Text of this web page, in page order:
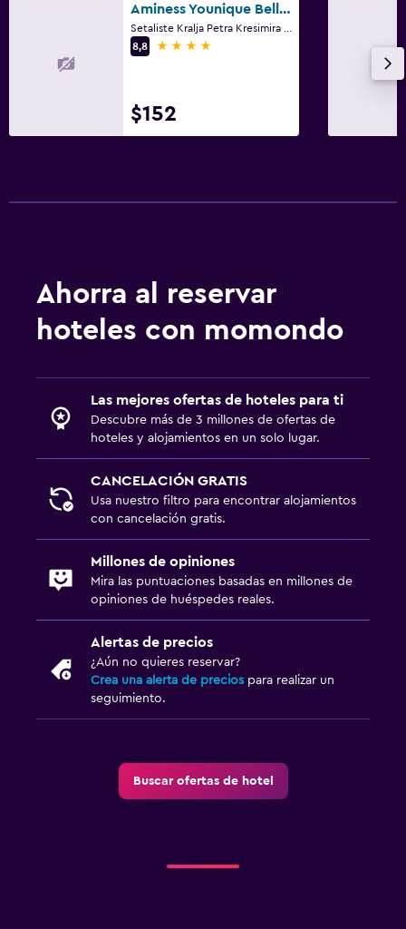
Aminess Younique Bellevue Hotel
8,8
4 estrellas
$152
Ahorra al reservar
hoteles con momondo
Las mejores ofertas de hoteles para ti
Descubre más de 3 millones de ofertas de
hoteles y alojamientos en un solo lugar.
CANCELACIÓN GRATIS
Usa nuestro filtro para encontrar alojamientos
con cancelación gratis.
Millones de opiniones
Mira las puntuaciones basadas en millones de
opiniones de huéspedes reales.
Alertas de precios
¿Aún no quieres reservar?
Crea una alerta de precios para realizar un
seguimiento.
Buscar ofertas de hotel